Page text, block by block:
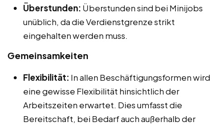
Überstunden: Überstunden sind bei Minijobs
unüblich, da die Verdienstgrenze strikt
eingehalten werden muss.
Gemeinsamkeiten
Flexibilität: In allen Beschäftigungsformen wird
eine gewisse Flexibilität hinsichtlich der
Arbeitszeiten erwartet. Dies umfasst die
Bereitschaft, bei Bedarf auch außerhalb der